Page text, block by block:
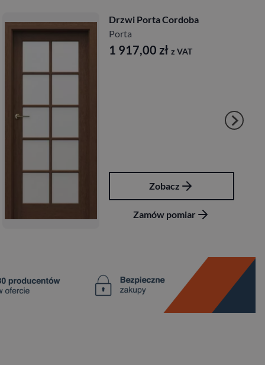
Drzwi Porta Cordoba
z VAT
Zamów pomiar